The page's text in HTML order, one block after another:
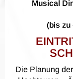
Musical
(bis zu
Die Planung